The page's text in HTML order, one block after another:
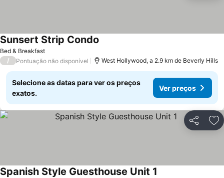
Bed & Breakfast
Sunsert Strip Condo
/ Pontuação não disponível West Hollywood, a 2.9 km de Beverly Hills
Selecione as datas para ver os preços
exatos.
Ver preços
Partilhar
Spanish Style Guesthouse Unit 1